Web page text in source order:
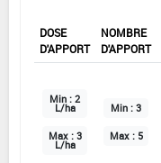
DOSE
D'APPORT
NOMBRE
D'APPORT
Min : 2
L/ha
Max : 3
L/ha
Min : 3
Max : 5